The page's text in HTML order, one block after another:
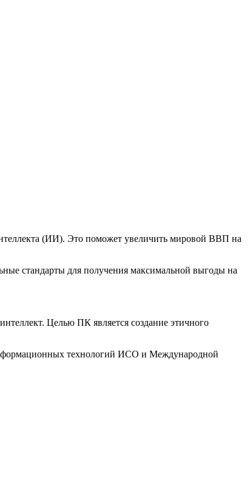
(ИИ). Это поможет увеличить мировой ВВП на
стандарты для получения максимальной выгоды на
Целью ПК является создание этичного
технологий ИСО и Международной